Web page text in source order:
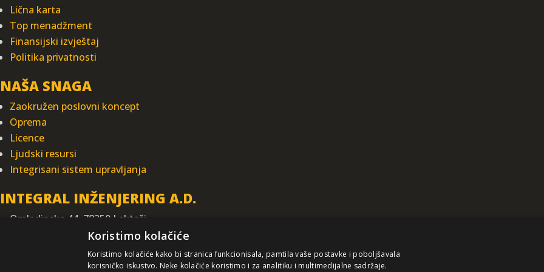
Lična karta
Top menadžment
Finansijski izvještaj
Politika privatnosti
NAŠA SNAGA
Zaokružen poslovni koncept
Oprema
Licence
Ljudski resursi
Integrisani sistem upravljanja
INTEGRAL INŽENJERING A.D.
Omladinska 44, 78250 Laktaši
+387 (0)51 337 401
+387 (0)51 337 491
iicbl@integragrupa.com
Koristimo kolačiće
Koristimo kolačiće kako bi stranica funkcionisala, pamtila vaše postavke i poboljšavala
korisničko iskustvo. Neke kolačiće koristimo i za analitiku i multimedijalne sadržaje.